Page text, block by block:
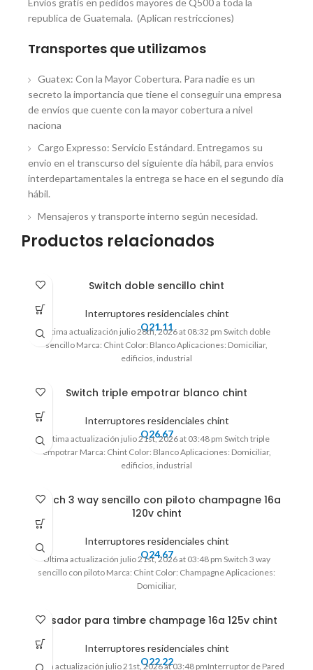
Envios gratis en pedidos mayores de Q500 a toda la
republica de Guatemala. (Aplican restricciones)
Transportes que utilizamos
Guatex: Con la Mayor Cobertura. Para nadie es un
secreto la importancia que tiene el conseguir una empresa
de envíos que cuente con la mayor cobertura a nivel
naciona
Cargo Expresso: Servicio Estándard. Entregamos su
envio en el transcurso del siguiente dia hábil, para envios
interdepartamentales la entrega se hace en el segundo dia
hábil.
Mensajeros y transporte interno según necesidad.
Productos relacionados
Switch doble sencillo chint
Interruptores residenciales chint
Q21.11
Ultima actualización julio 28th, 2026 at 08:32 pm Switch doble
sencillo Marca: Chint Color: Blanco Aplicaciones: Domiciliar,
edificios, industrial
Switch triple empotrar blanco chint
Interruptores residenciales chint
Q26.67
Ultima actualización julio 21st, 2026 at 03:48 pm Switch triple
empotrar Marca: Chint Color: Blanco Aplicaciones: Domiciliar,
edificios, industrial
Switch 3 way sencillo con piloto champagne 16a
120v chint
Interruptores residenciales chint
Q24.67
Ultima actualización julio 21st, 2026 at 03:48 pm Switch 3 way
sencillo con piloto Marca: Chint Color: Champagne Aplicaciones:
Domiciliar,
Pulsador para timbre champage 16a 125v chint
Interruptores residenciales chint
Q22.22
Ultima actualización julio 21st, 2026 at 03:48 pmInterruptor de Pared